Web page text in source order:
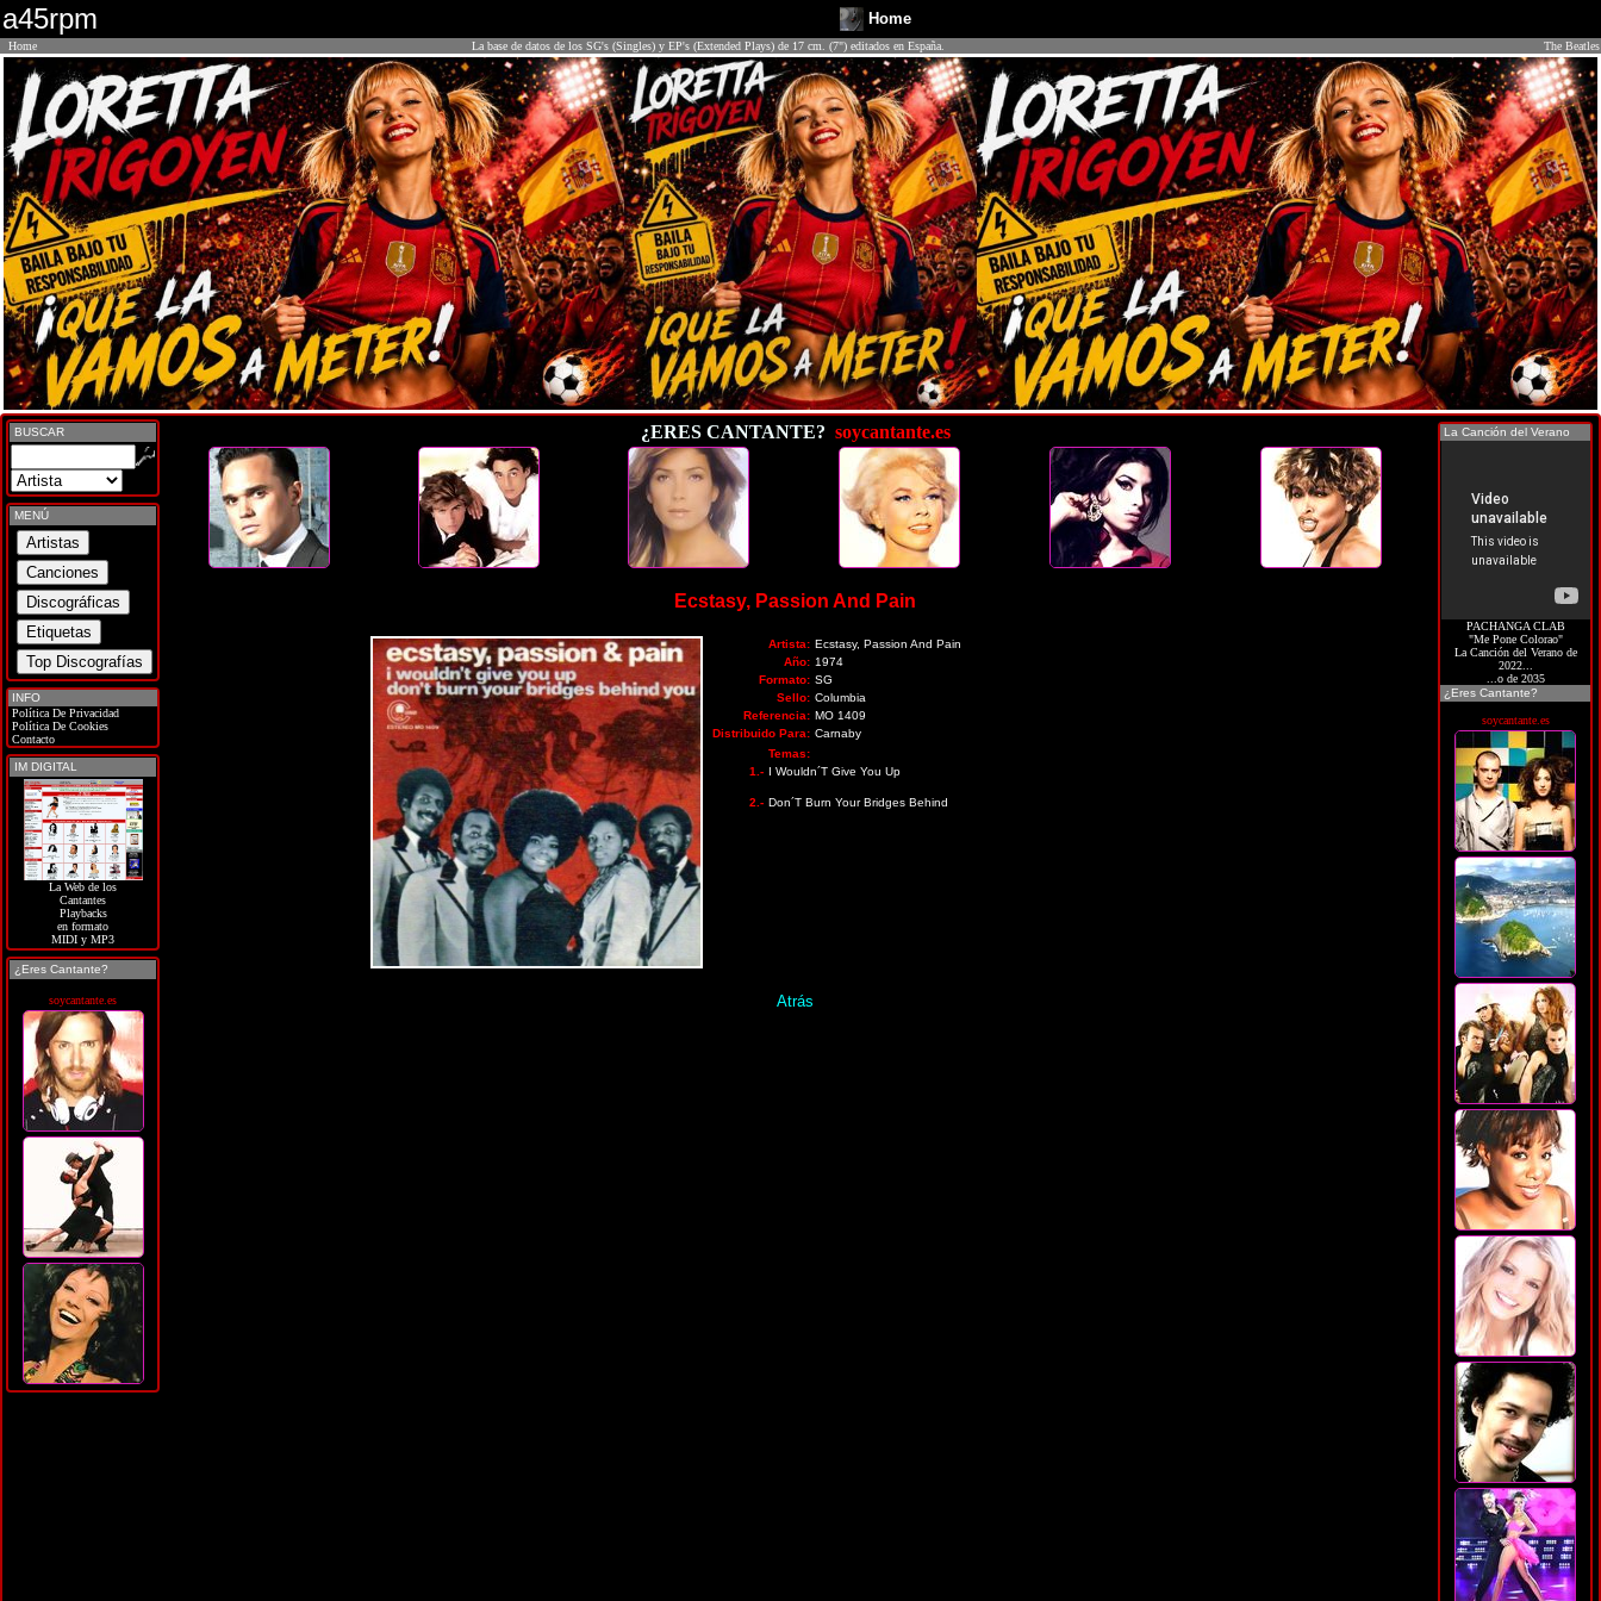
a45rpm Home
Home La base de datos de los SG's (Singles) y EP's (Extended Plays) de 17 cm. (7") editados en España. The Beatles
BUSCAR
MENÚ
INFO
Política De Privacidad
Política De Cookies
Contacto
IM DIGITAL
La Web de los
Cantantes
Playbacks
en formato
MIDI y MP3
¿Eres Cantante?
soycantante.es
¿ERES CANTANTE? soycantante.es
Ecstasy, Passion And Pain
Artista: Ecstasy, Passion And Pain
Año: 1974
Formato: SG
Sello: Columbia
Referencia: MO 1409
Distribuido Para: Carnaby
Temas:
1.- I Wouldn´T Give You Up
2.- Don´T Burn Your Bridges Behind
Atrás
La Canción del Verano
PACHANGA CLAB
"Me Pone Colorao"
La Canción del Verano de
2022...
...o de 2035
¿Eres Cantante?
soycantante.es